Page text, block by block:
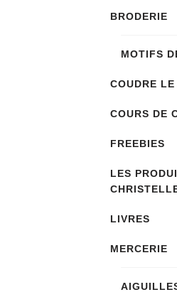
BRODERIE
MOTIFS
COUDRE
COURS DE
FREEBIES
LES
LIVRES
MERCERIE